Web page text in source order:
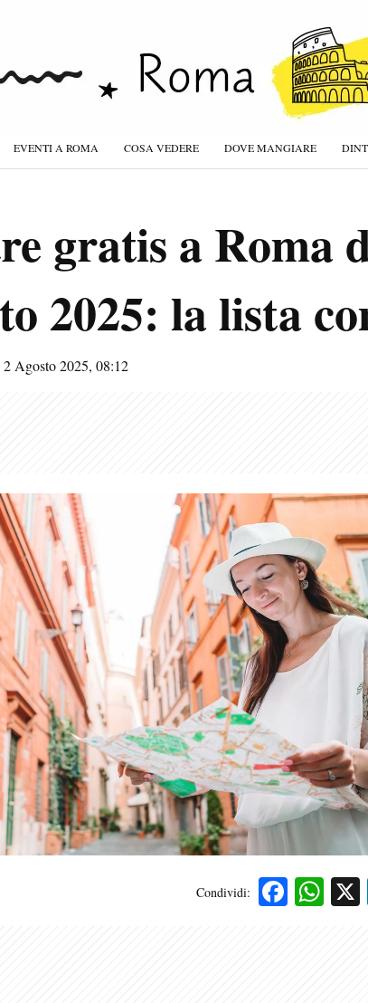
EVENTI A ROMA COSA VEDERE DOVE MANGIARE
gratis a Roma
2025: la lista
2 Agosto 2025, 08:12
Condividi: